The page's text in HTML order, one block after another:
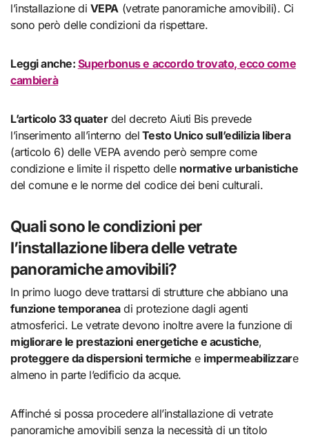
l’installazione di VEPA (vetrate panoramiche amovibili). Ci
sono però delle condizioni da rispettare.
Leggi anche: Superbonus e accordo trovato, ecco come
cambierà
L’articolo 33 quaterdel decreto Aiuti Bis prevede
l’inserimento all’interno del Testo Unico sull’edilizia libera
(articolo 6) delle VEPA avendo però sempre come
condizione e limite il rispetto delle normative urbanistiche
del comune e le norme del codice dei beni culturali.
Quali sono le condizioni per
l’installazione libera delle vetrate
panoramiche amovibili?
In primo luogo deve trattarsi di strutture che abbiano una
funzione temporaneadi protezione dagli agenti
atmosferici. Le vetrate devono inoltre avere la funzione di
migliorare le prestazioni energetiche e acustiche,
proteggere da dispersioni termiche e impermeabilizzare
almeno in parte l’edificio da acque.
Affinché si possa procedere all’installazione di vetrate
panoramiche amovibili senza la necessità di un titolo